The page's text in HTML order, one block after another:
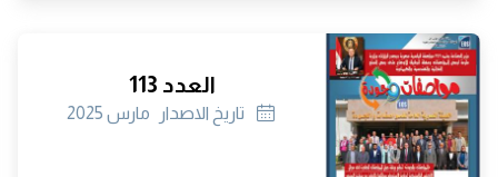
العدد 113
تاريخ الاصدار مارس 2025